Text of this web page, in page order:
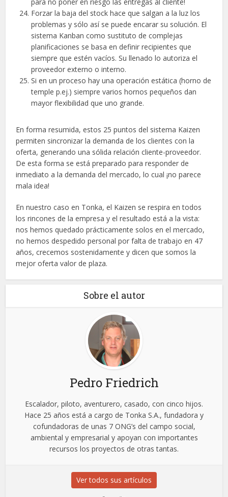
Forzar la baja del stock hace que salgan a la luz los
problemas y sólo así se puede encarar su solución. El
sistema Kanban como sustituto de complejas
planificaciones se basa en definir recipientes que
siempre que estén vacíos. Su llenado lo autoriza el
proveedor externo o interno.
Si en un proceso hay una operación estática (horno de
temple p.ej.) siempre varios hornos pequeños dan
mayor flexibilidad que uno grande.
En forma resumida, estos 25 puntos del sistema Kaizen
permiten sincronizar la demanda de los clientes con la
oferta, generando una sólida relación cliente-proveedor.
De esta forma se está preparado para responder de
inmediato a la demanda del mercado, lo cual ¡no parece
mala idea!
En nuestro caso en Tonka, el Kaizen se respira en todos
los rincones de la empresa y el resultado está a la vista:
nos hemos quedado prácticamente solos en el mercado,
no hemos despedido personal por falta de trabajo en 47
años, crecemos sostenidamente y dicen que somos la
mejor oferta valor de plaza.
Sobre el autor
Pedro Friedrich
Escalador, piloto, aventurero, casado, con cinco hijos.
Hace 25 años está a cargo de Tonka S.A., fundadora y
cofundadoras de unas 7 ONG’s del campo social,
ambiental y empresarial y apoyan con importantes
recursos los proyectos de otras tantas.
Ver todos sus artículos